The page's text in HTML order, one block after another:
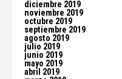
diciembre 2019
noviembre 2019
octubre 2019
septiembre 2019
agosto 2019
julio 2019
junio 2019
mayo 2019
abril 2019